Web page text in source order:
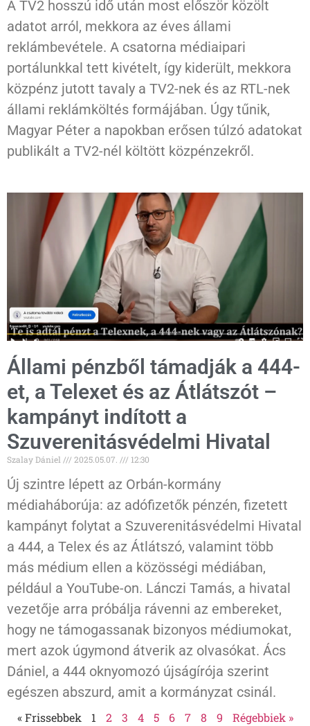
A TV2 hosszú idő után most először közölt
adatot arról, mekkora az éves állami
reklámbevétele. A csatorna médiaipari
portálunkkal tett kivételt, így kiderült, mekkora
közpénz jutott tavaly a TV2-nek és az RTL-nek
állami reklámköltés formájában. Úgy tűnik,
Magyar Péter a napokban erősen túlzó adatokat
publikált a TV2-nél költött közpénzekről.
Állami pénzből támadják a 444-
et, a Telexet és az Átlátszót –
kampányt indított a
Szuverenitásvédelmi Hivatal
Szalay Dániel 2025.05.07. 12:30
Új szintre lépett az Orbán-kormány
médiaháborúja: az adófizetők pénzén, fizetett
kampányt folytat a Szuverenitásvédelmi Hivatal
a 444, a Telex és az Átlátszó, valamint több
más médium ellen a közösségi médiában,
például a YouTube-on. Lánczi Tamás, a hivatal
vezetője arra próbálja rávenni az embereket,
hogy ne támogassanak bizonyos médiumokat,
mert azok úgymond átverik az olvasókat. Ács
Dániel, a 444 oknyomozó újságírója szerint
egészen abszurd, amit a kormányzat csinál.
« Frissebbek 1 2 3 4 5 6 7 8 9 Régebbiek »